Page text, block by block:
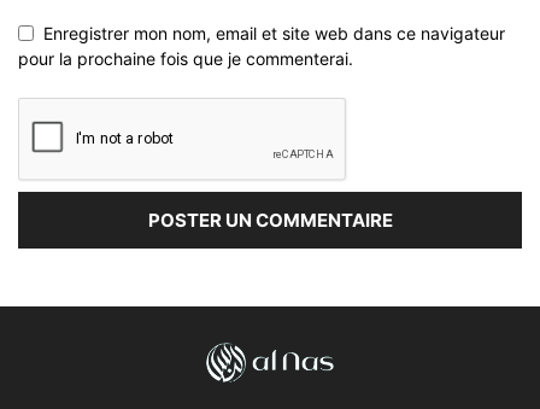
Enregistrer mon nom, email et site web dans ce navigateur
pour la prochaine fois que je commenterai.